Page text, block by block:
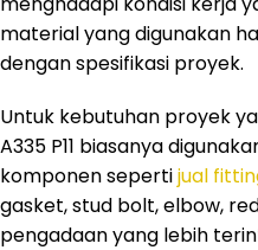
material yang digunakan
dengan spesifikasi proyek.
Untuk kebutuhan proyek
A335 P11 biasanya
komponen sepertijual
gasket, stud bolt, elbow,
pengadaan yang lebih